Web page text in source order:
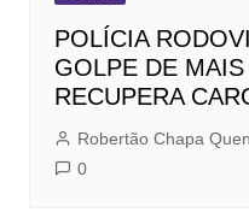
POLÍCIA
GOLPE DE
RECUPERA
Robertão Chapa
0